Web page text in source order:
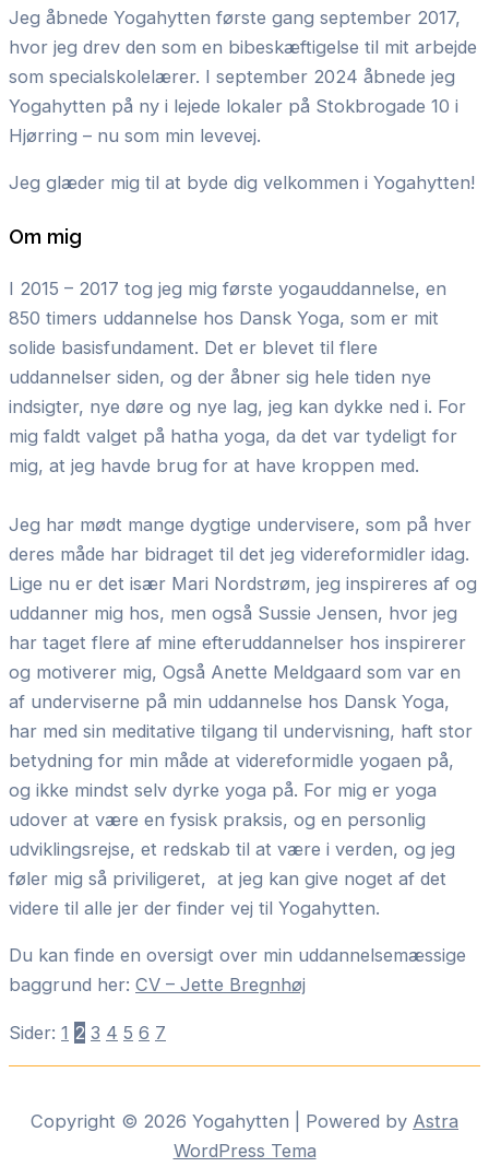
Jeg åbnede Yogahytten første gang september 2017,
hvor jeg drev den som en bibeskæftigelse til mit arbejde
som specialskolelærer. I september 2024 åbnede jeg
Yogahytten på ny i lejede lokaler på Stokbrogade 10 i
Hjørring – nu som min levevej.
Jeg glæder mig til at byde dig velkommen i Yogahytten!
Om mig
I 2015 – 2017 tog jeg mig første yogauddannelse, en
850 timers uddannelse hos Dansk Yoga, som er mit
solide basisfundament. Det er blevet til flere
uddannelser siden, og der åbner sig hele tiden nye
indsigter, nye døre og nye lag, jeg kan dykke ned i. For
mig faldt valget på hatha yoga, da det var tydeligt for
mig, at jeg havde brug for at have kroppen med.
Jeg har mødt mange dygtige undervisere, som på hver
deres måde har bidraget til det jeg videreformidler idag.
Lige nu er det især Mari Nordstrøm, jeg inspireres af og
uddanner mig hos, men også Sussie Jensen, hvor jeg
har taget flere af mine efteruddannelser hos inspirerer
og motiverer mig, Også Anette Meldgaard som var en
af underviserne på min uddannelse hos Dansk Yoga,
har med sin meditative tilgang til undervisning, haft stor
betydning for min måde at videreformidle yogaen på,
og ikke mindst selv dyrke yoga på. For mig er yoga
udover at være en fysisk praksis, og en personlig
udviklingsrejse, et redskab til at være i verden, og jeg
føler mig så priviligeret, at jeg kan give noget af det
videre til alle jer der finder vej til Yogahytten.
Du kan finde en oversigt over min uddannelsemæssige
baggrund her: CV – Jette Bregnhøj
Sider: 1 2 3 4 5 6 7
Copyright © 2026 Yogahytten | Powered by Astra
WordPress Tema